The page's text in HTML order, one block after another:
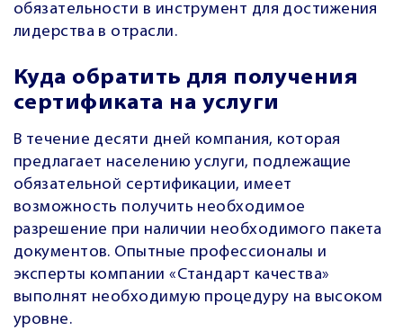
обязательности в инструмент для достижения
лидерства в отрасли.
Куда обратить для получения
сертификата на услуги
В течение десяти дней компания, которая
предлагает населению услуги, подлежащие
обязательной сертификации, имеет
возможность получить необходимое
разрешение при наличии необходимого пакета
документов. Опытные профессионалы и
эксперты компании «Стандарт качества»
выполнят необходимую процедуру на высоком
уровне.